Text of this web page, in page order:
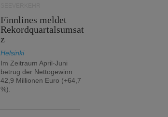
Finnlines meldet
Rekordquartalsumsat
z
Helsinki
Im Zeitraum April-Juni
betrug der Nettogewinn
42,9 Millionen Euro (+64,7
%).